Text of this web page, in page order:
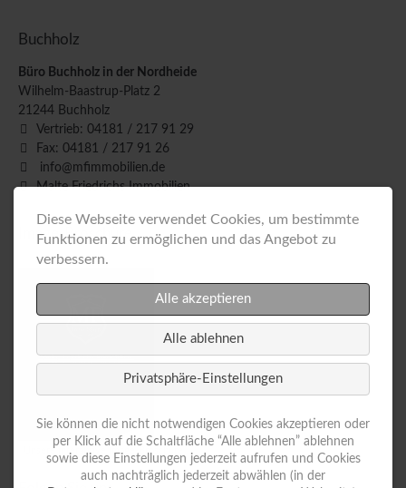
Buchholz
Büro Buchholz in der Nordheide
Wilhelm-Baastrup-Platz 2
21244 Buchholz
Vertrieb: 04181 / 217 91 29
Fax: 04181 / 217 91 26
info@mfimmobilien.de
Malte Friedrichs Immobilien
Image-Broschüre
Unsere interaktive Image-Broschüre
Diese Webseite verwendet Cookies, um bestimmte
Funktionen zu ermöglichen und das Angebot zu
verbessern.
Alle akzeptieren
Alle ablehnen
Privatsphäre-Einstellungen
Sie können die nicht notwendigen Cookies akzeptieren oder
per Klick auf die Schaltfläche “Alle ablehnen” ablehnen
sowie diese Einstellungen jederzeit aufrufen und Cookies
auch nachträglich jederzeit abwählen (in der